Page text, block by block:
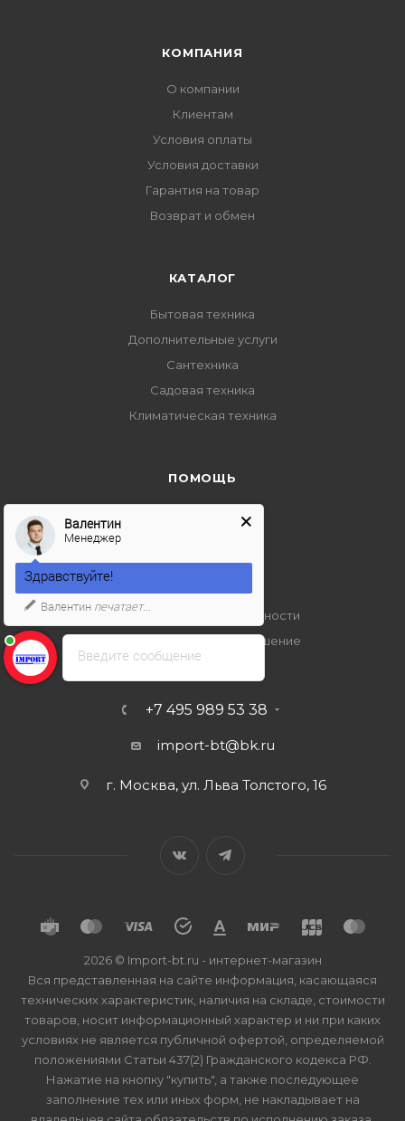
КОМПАНИЯ
О компании
Клиентам
Условия оплаты
Условия доставки
Гарантия на товар
Возврат и обмен
КАТАЛОГ
Бытовая техника
Дополнительные услуги
Сантехника
Садовая техника
Климатическая техника
ПОМОЩЬ
Условия оплаты
Гарантия на товар
Политика конфиденциальности
Пользовательское соглашение
+7 495 989 53 38
import-bt@bk.ru
г. Москва, ул. Льва Толстого, 16
2026 © Import-bt.ru - интернет-магазин
Вся представленная на сайте информация, касающаяся
технических характеристик, наличия на складе, стоимости
товаров, носит информационный характер и ни при каких
условиях не является публичной офертой, определяемой
положениями Статьи 437(2) Гражданского кодекса РФ.
Нажатие на кнопку "купить", а также последующее
заполнение тех или иных форм, не накладывает на
Введите сообщение
Валентин
Менеджер
Здравствуйте!
Валентин печатает...